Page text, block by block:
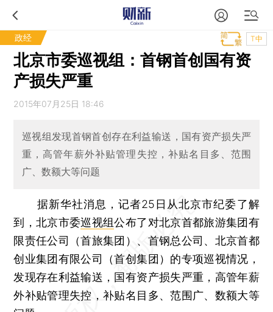
政经 T中
北京市委巡视组：首钢首创国有资
产损失严重
2015年07月25日 18:46
巡视组发现首钢首创存在利益输送，国有资产损失严
重，高管年薪外补贴管理失控，补贴名目多、范围
广、数额大等问题
据新华社消息，记者25日从北京市纪委了解
到，北京市委巡视组公布了对北京首都旅游集团有
限责任公司（首旅集团）、首钢总公司、北京首都
创业集团有限公司（首创集团）的专项巡视情况，
发现存在利益输送，国有资产损失严重，高管年薪
外补贴管理失控，补贴名目多、范围广、数额大等